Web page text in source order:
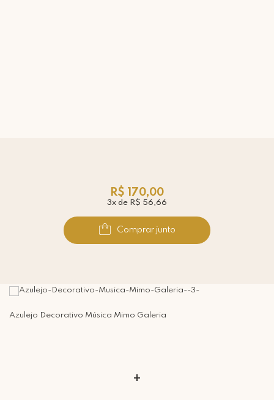
R$ 170,00
3x de R$ 56,66
Comprar junto
Azulejo Decorativo Música Mimo Galeria
+